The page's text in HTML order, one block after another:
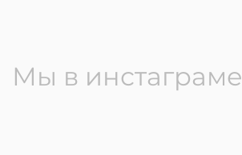
Мы в инстаграме